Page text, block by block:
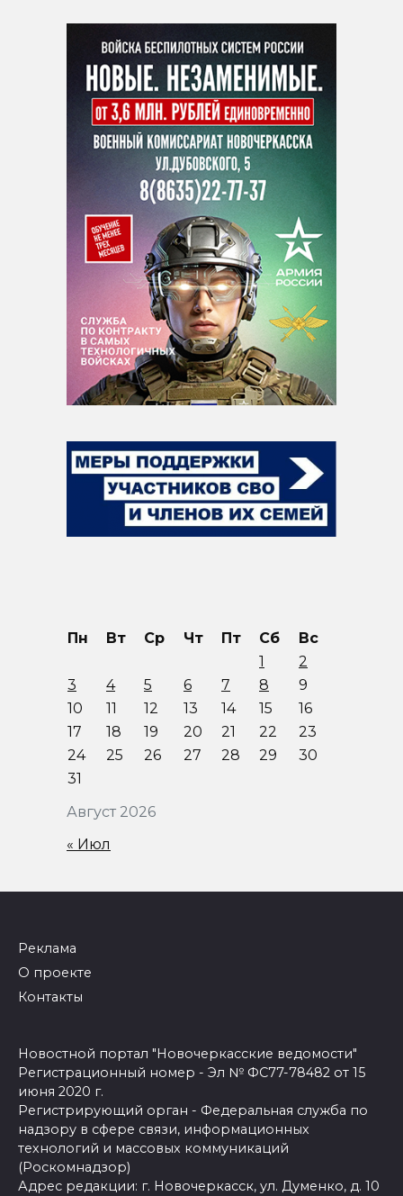
Август 2026
Пн Вт Ср Чт Пт Сб
Вс
1
2
3
4 5 6 7 8
9
10
11 12 13 14 15
16
17
18 19 20 21 22
23
24
25 26 27 28 29
30
31
« Июл
Реклама
О проекте
Контакты
Новостной портал "Новочеркасские ведомости"
Регистрационный номер - Эл № ФС77-78482 от 15
июня 2020 г.
Регистрирующий орган - Федеральная служба по
надзору в сфере связи, информационных
технологий и массовых коммуникаций
(Роскомнадзор)
Адрес редакции: г. Новочеркасск, ул. Думенко, д. 10